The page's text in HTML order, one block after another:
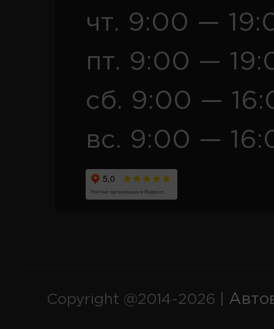
чт. 9:00 —
пт. 9:00 —
сб. 9:00 —
вс. 9:00 —
Copyright @2014-2026 |